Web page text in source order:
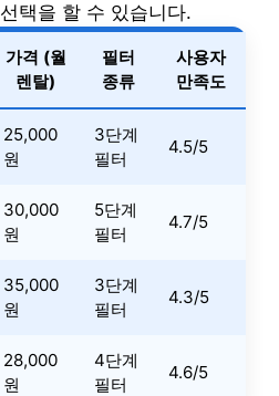
택을 할 수 있습니다.
가격 (월
렌탈)
필터
종류
사용자
만족도
25,000
원
3단계
필터
4.5/5
30,000
원
5단계
필터
4.7/5
35,000
원
3단계
필터
4.3/5
28,000
원
4단계
필터
4.6/5